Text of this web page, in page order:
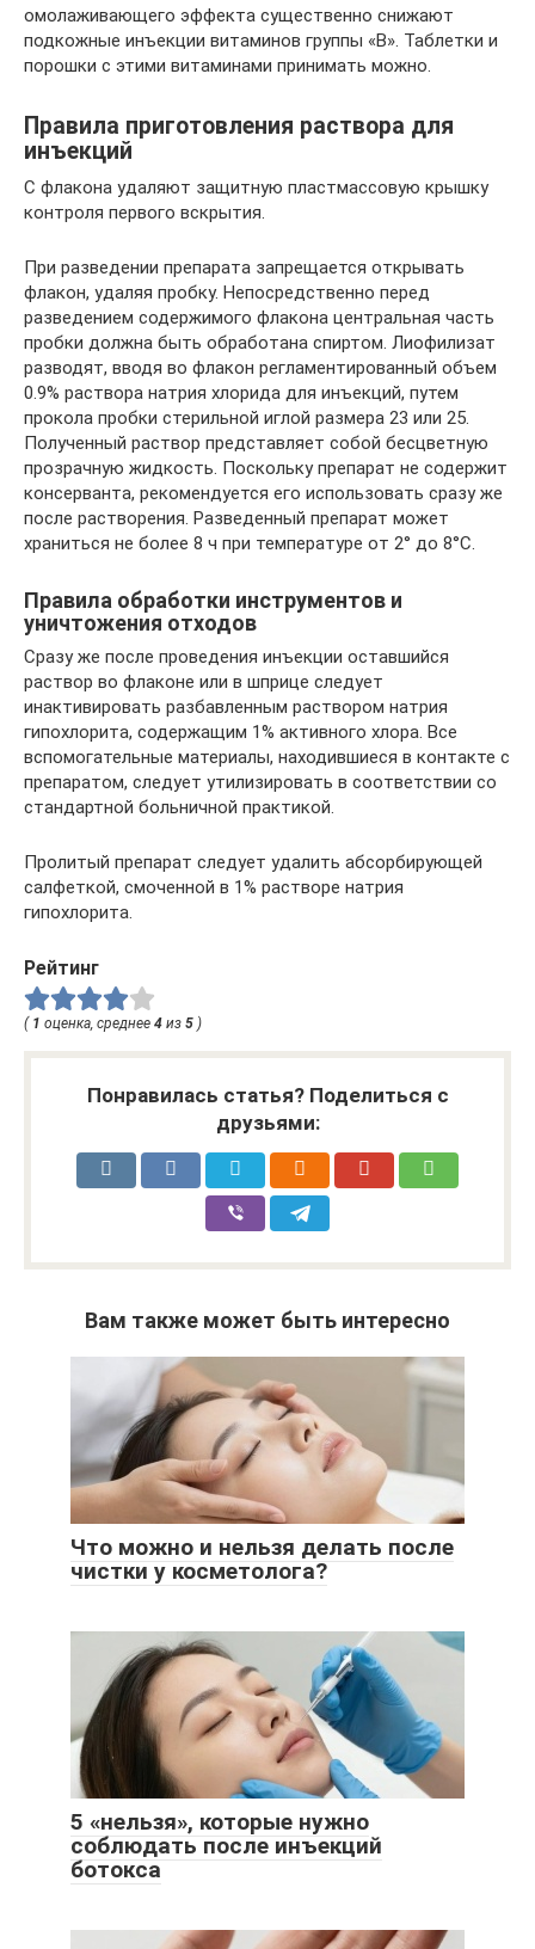
омолаживающего эффекта существенно снижают
подкожные инъекции витаминов группы «В». Таблетки и
порошки с этими витаминами принимать можно.
Правила приготовления раствора для
инъекций
С флакона удаляют защитную пластмассовую крышку
контроля первого вскрытия.
При разведении препарата запрещается открывать
флакон, удаляя пробку. Непосредственно перед
разведением содержимого флакона центральная часть
пробки должна быть обработана спиртом. Лиофилизат
разводят, вводя во флакон регламентированный объем
0.9% раствора натрия хлорида для инъекций, путем
прокола пробки стерильной иглой размера 23 или 25.
Полученный раствор представляет собой бесцветную
прозрачную жидкость. Поскольку препарат не содержит
консерванта, рекомендуется его использовать сразу же
после растворения. Разведенный препарат может
храниться не более 8 ч при температуре от 2° до 8°С.
Правила обработки инструментов и
уничтожения отходов
Сразу же после проведения инъекции оставшийся
раствор во флаконе или в шприце следует
инактивировать разбавленным раствором натрия
гипохлорита, содержащим 1% активного хлора. Все
вспомогательные материалы, находившиеся в контакте с
препаратом, следует утилизировать в соответствии со
стандартной больничной практикой.
Пролитый препарат следует удалить абсорбирующей
салфеткой, смоченной в 1% растворе натрия
гипохлорита.
Рейтинг
( 1 оценка, среднее 4 из 5 )
Понравилась статья? Поделиться с
друзьями:
Вам также может быть интересно
Что можно и нельзя делать после
чистки у косметолога?
5 «нельзя», которые нужно
соблюдать после инъекций
ботокса